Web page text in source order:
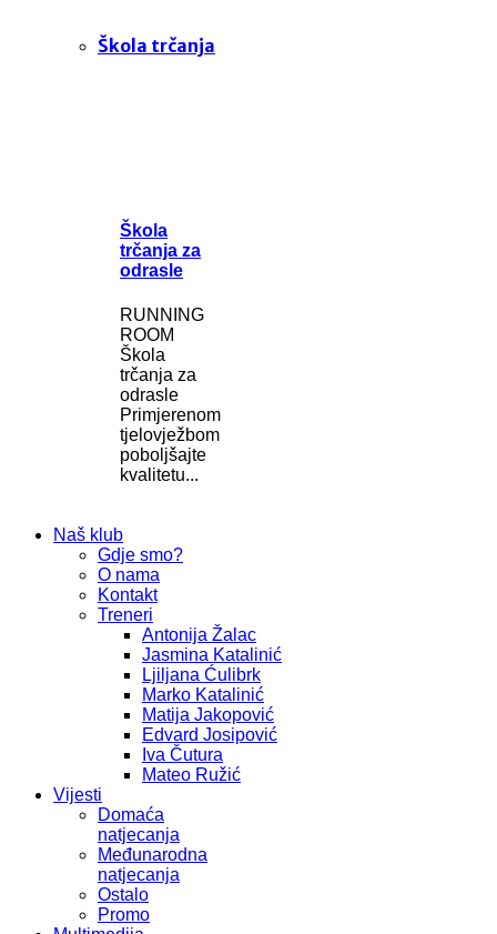
Škola trčanja
Škola
trčanja za
odrasle
RUNNING
ROOM
Škola
trčanja za
odrasle
Primjerenom
tjelovježbom
poboljšajte
kvalitetu...
Naš klub
Gdje smo?
O nama
Kontakt
Treneri
Antonija Žalac
Jasmina Katalinić
Ljiljana Ćulibrk
Marko Katalinić
Matija Jakopović
Edvard Josipović
Iva Čutura
Mateo Ružić
Vijesti
Domaća
natjecanja
Međunarodna
natjecanja
Ostalo
Promo